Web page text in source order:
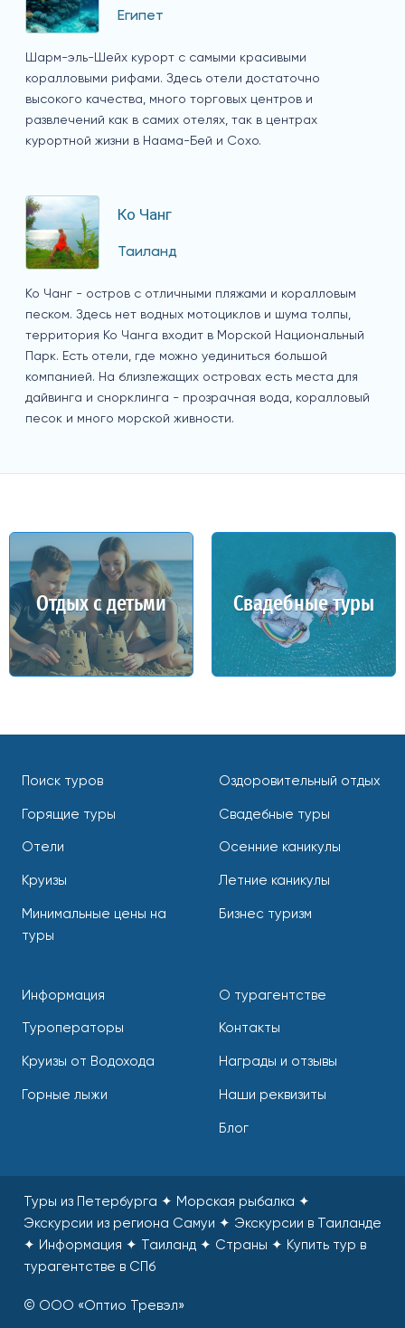
Египет
Шарм-эль-Шейх курорт с самыми красивыми
коралловыми рифами. Здесь отели достаточно
высокого качества, много торговых центров и
развлечений как в самих отелях, так в центрах
курортной жизни в Наама-Бей и Сохо.
Ко Чанг
Таиланд
Ко Чанг - остров с отличными пляжами и коралловым
песком. Здесь нет водных мотоциклов и шума толпы,
территория Ко Чанга входит в Морской Национальный
Парк. Есть отели, где можно уединиться большой
компанией. На близлежащих островах есть места для
дайвинга и снорклинга - прозрачная вода, коралловый
песок и много морской живности.
Отдых с детьми Свадебные туры
Поиск туров
Горящие туры
Отели
Круизы
Минимальные цены на
туры
Оздоровительный отдых
Свадебные туры
Осенние каникулы
Летние каникулы
Бизнес туризм
Информация
Туроператоры
Круизы от Водохода
Горные лыжи
О турагентстве
Контакты
Награды и отзывы
Наши реквизиты
Блог
Туры из Петербурга ✦ Морская рыбалка ✦
Экскурсии из региона Самуи ✦ Экскурсии в Таиланде
✦ Информация ✦ Таиланд ✦ Страны ✦ Купить тур в
турагентстве в СПб
© ООО «Оптио Тревэл»